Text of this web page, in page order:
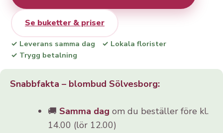
Se buketter & priser
✓ Leverans samma dag
✓ Lokala florister
✓ Trygg betalning
Snabbfakta – blombud Sölvesborg:
🚚 Samma dag om du beställer före kl.
14.00 (lör 12.00)